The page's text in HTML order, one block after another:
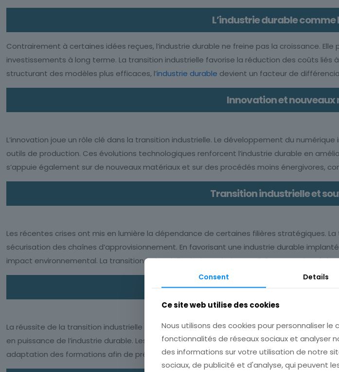
L’industrie durable
Contrairement à certaines idées reçues, l’industrie durable ne freine pas la croissance.
investissements à long terme. La transition industrielle favorise la réduction des coûts liés
structurant des modèles plus efficaces, l’industrie durable devient un facteur de
Innovation et
L’innovation joue un rôle clé dans la transition industrielle. Le développement du
outils de production. Ces évolutions technologiques renforcent l’industrie durable en
s’appuie également sur de nouveaux matériaux et sur des procédés moins énergivores,
Transition industrielle et
Les récentes crises ont mis en lumière la dépendance de certaines filières stratégiques.
sécurisation des chaînes d’approvisionnement. En favorisant une industrie durable
impact environnemental. La transition industrielle devient ainsi un outil de souveraineté
Les compétences au cœur
La réussite de la transition industrielle repose également sur le facteur humain.
en puissance de l’industrie durable. Les besoins en ingénierie, en maintenance
adaptation des formations afin de préparer les salariés aux nouvelles exigences du
Consent Details
Ce site web utilise des cookies
Nous utilisons des cookies pour personnaliser
fonctionnalités de réseaux sociaux et analyser
des informations sur votre utilisation de notre
sociaux, de publicité et d'analyse, qui peuvent